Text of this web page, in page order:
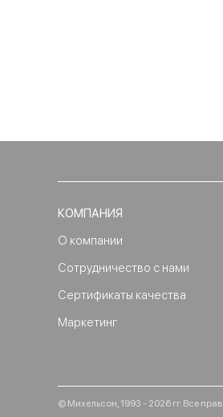
КОМПАНИЯ
О компании
Сотрудничество с нами
Сертификаты качества
Маркетинг
© Михельсон, 1993 - 2026 гг. Все